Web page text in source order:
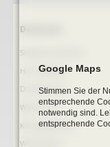
Navigation
Denkmale
Stephanus-Kirche
Hist. Rathaus
Domitorium
Wehrturm
Köttings Mühle
Windmühle
Google Maps
Stimmen Sie der
entsprechende
notwendig sind.
entsprechende